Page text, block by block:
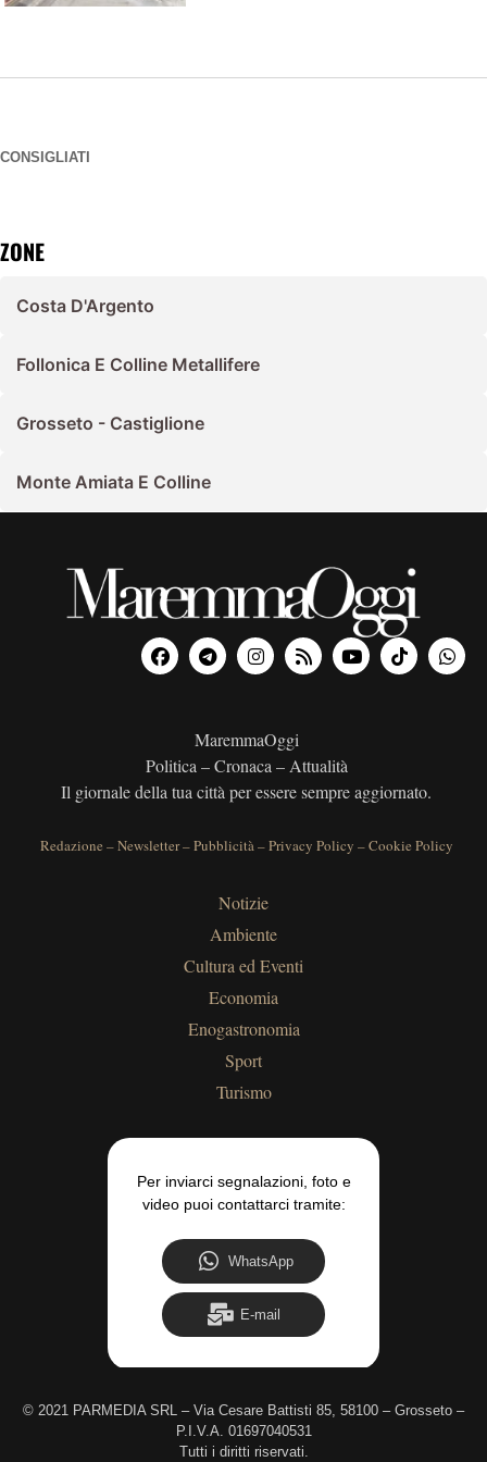
CONSIGLIATI
ZONE
Costa D'Argento
Follonica E Colline Metallifere
Grosseto - Castiglione
Monte Amiata E Colline
MaremmaOggi
Politica – Cronaca – Attualità
Il giornale della tua città per essere sempre aggiornato.
Redazione –Newsletter–Pubblicità–Privacy Policy –Cookie Policy
Notizie
Ambiente
Cultura ed Eventi
Economia
Enogastronomia
Sport
Turismo
Per inviarci segnalazioni, foto e
video puoi contattarci tramite:
WhatsApp
E-mail
© 2021 PARMEDIA SRL – Via Cesare Battisti 85, 58100 – Grosseto –
P.I.V.A. 01697040531
Tutti i diritti riservati.